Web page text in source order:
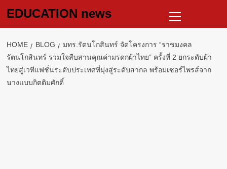
EDUCATION news
Menu
HOME BLOG
มทร.รัตนโกสินทร์ จัดโครงการ “ราชมงคล
รัตนโกสินทร์ รวมใจสืบสานคุณค่ามรดกผ้าไทย” ครั้งที่ 2 ยกระดับผ้า
ไทยสู่เวทีแฟชั่นระดับประเทศที่มุ่งสู่ระดับสากล พร้อมเซอร์ไพรส์จาก
นางแบบกิตติมศักดิ์